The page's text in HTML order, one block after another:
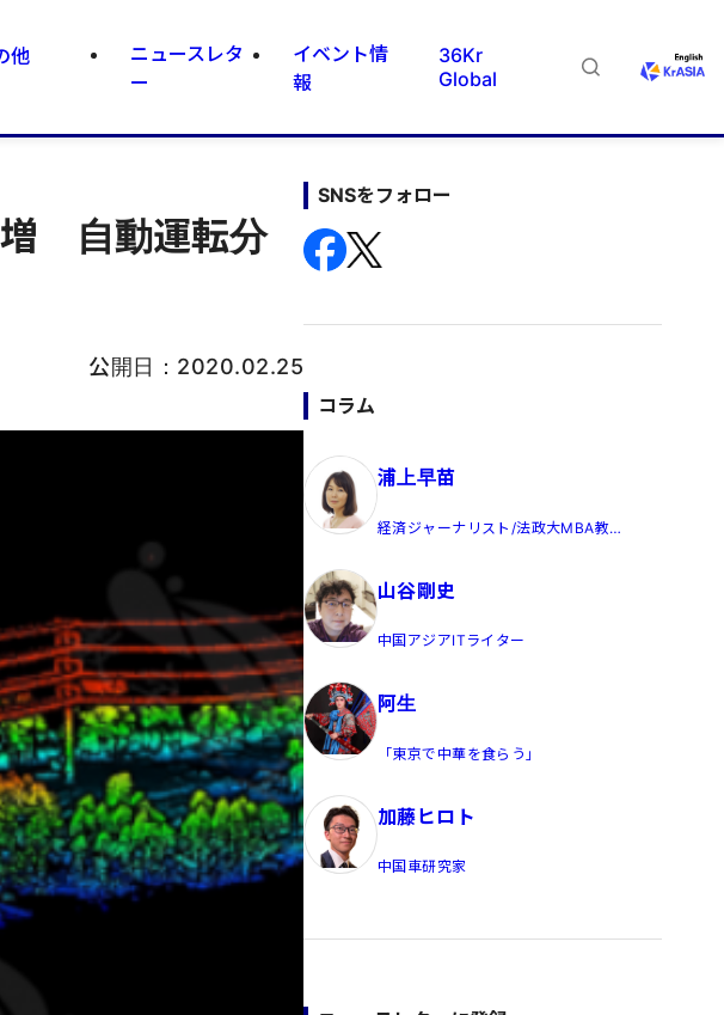
他
ニュースレタ
ー
イベント情
報
36Kr
Global
増 自動運転分
公開日： 2020.02.25
SNSをフォロー
コラム
浦上早苗
経済ジャーナリスト/法政大MBA教
山谷剛史
中国アジアITライター
阿生
「東京で中華を食らう」
加藤ヒロト
中国車研究家